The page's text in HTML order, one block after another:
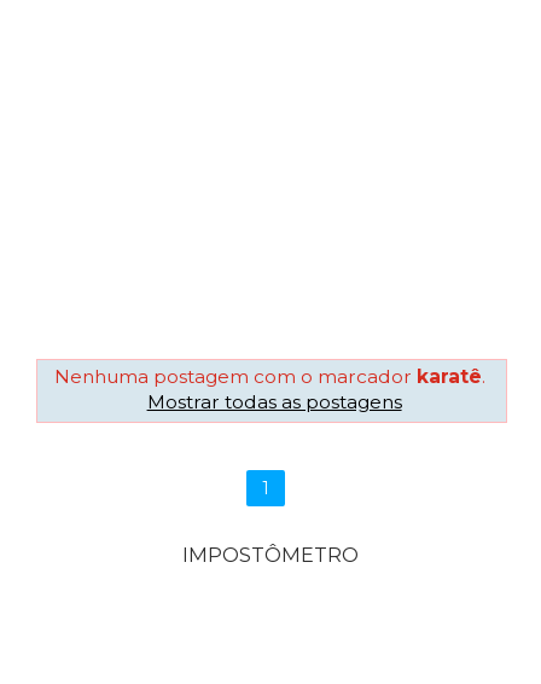
Nenhuma postagem com o marcador karatê.
Mostrar todas as postagens
1
IMPOSTÔMETRO